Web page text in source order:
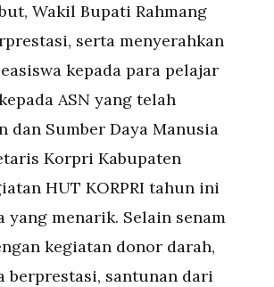
Wakil Bupati Rahmang
serta menyerahkan
kepada para pelajar
ASN yang telah
dan Sumber Daya Manusia
Korpri Kabupaten
HUT KORPRI tahun ini
menarik. Selain senam
kegiatan donor darah,
berprestasi, santunan dari